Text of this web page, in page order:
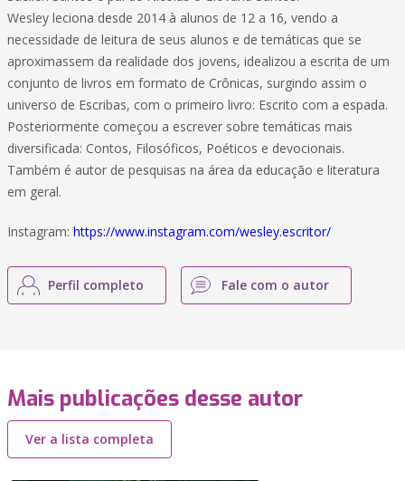
Wesley leciona desde 2014 à alunos de 12 a 16, vendo a
necessidade de leitura de seus alunos e de temáticas que se
aproximassem da realidade dos jovens, idealizou a escrita de um
conjunto de livros em formato de Crônicas, surgindo assim o
universo de Escribas, com o primeiro livro: Escrito com a espada.
Posteriormente começou a escrever sobre temáticas mais
diversificada: Contos, Filosóficos, Poéticos e devocionais.
Também é autor de pesquisas na área da educação e literatura
em geral.
Instagram: https://www.instagram.com/wesley.escritor/
Perfil completo Fale com o autor
Mais publicações desse autor
Ver a lista completa